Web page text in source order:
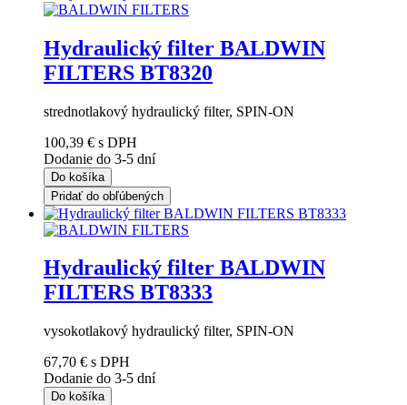
Hydraulický filter BALDWIN
FILTERS BT8320
strednotlakový hydraulický filter, SPIN-ON
100,39 € s DPH
Dodanie do 3-5 dní
Do košíka
Pridať do obľúbených
Hydraulický filter BALDWIN
FILTERS BT8333
vysokotlakový hydraulický filter, SPIN-ON
67,70 € s DPH
Dodanie do 3-5 dní
Do košíka